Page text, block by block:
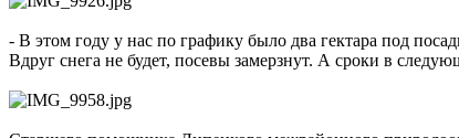
- В этом году у нас по графику было два гектара под
Вдруг снега не будет, посевы замерзнут. А сроки в